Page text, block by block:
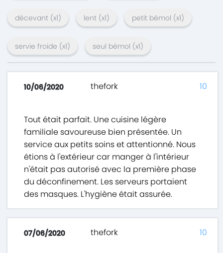
décevant (x1) lent (x1) petit bémol (x1)
servie froide (x1) seul bémol (x1)
10/06/2020 thefork
Tout était parfait. Une cuisine légère
familiale savoureuse bien présentée. Un
service aux petits soins et attentionné. Nous
étions à l'extérieur car manger à l'intérieur
n'était pas autorisé avec la première phase
du déconfinement. Les serveurs portaient
des masques. L'hygiène était assurée.
10
07/06/2020 thefork 10